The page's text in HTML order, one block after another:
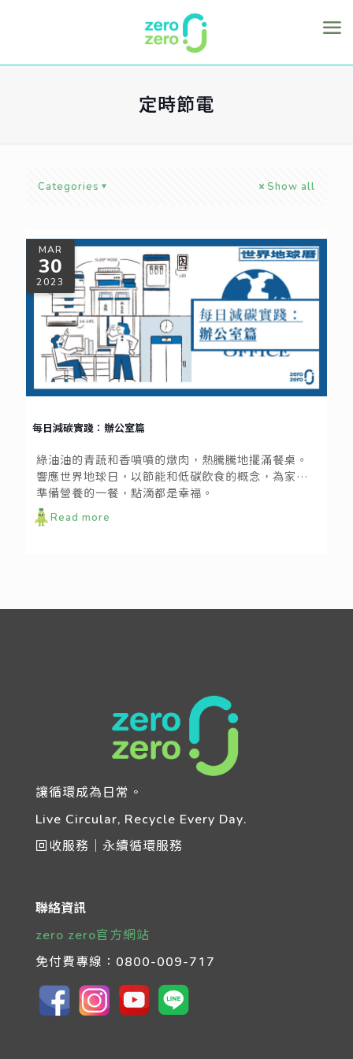
定時節電
Categories Show all
MAR
30
2023
每日減碳實踐：辦公室篇
綠油油的青蔬和香噴噴的燉肉，熱騰騰地擺滿餐桌。
響應世界地球日，以節能和低碳飲食的概念，為家人
準備營養的一餐，點滴都是幸福。
Read more
讓循環成為日常。
Live Circular, Recycle Every Day.
回收服務｜永續循環服務
聯絡資訊
zero zero官方網站
免付費專線： 0800-009-717